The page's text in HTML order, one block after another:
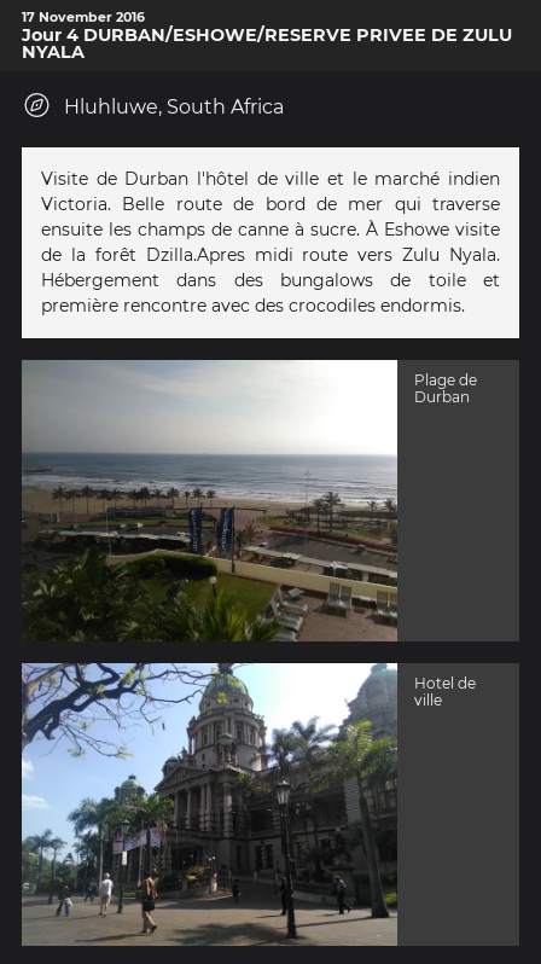
17 November 2016
Jour 4 DURBAN/ESHOWE/RESERVE PRIVEE DE ZULU
NYALA
Hluhluwe, South Africa
Visite de Durban l'hôtel de ville et le marché indien
Victoria. Belle route de bord de mer qui traverse
ensuite les champs de canne à sucre. À Eshowe visite
de la forêt Dzilla.Apres midi route vers Zulu Nyala.
Hébergement dans des bungalows de toile et
première rencontre avec des crocodiles endormis.
Plage de
Durban
Hotel de
ville